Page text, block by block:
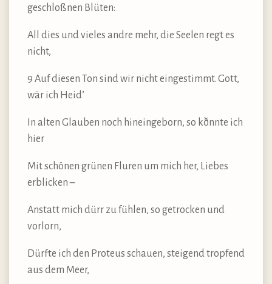
geschloßnen Blüten:
All dies und vieles andre mehr, die Seelen regt es
nicht,
9 Auf diesen Ton sind wir nicht eingestimmt. Gott,
wär ich Heid’
In alten Glauben noch hineingeborn, so kðnnte ich
hier
Mit schönen grünen Fluren um mich her, Liebes
erblicken–
Anstatt mich dürr zu fühlen, so getrocken und
vorlorn,
Dürfte ich den Proteus schauen, steigend tropfend
aus dem Meer,